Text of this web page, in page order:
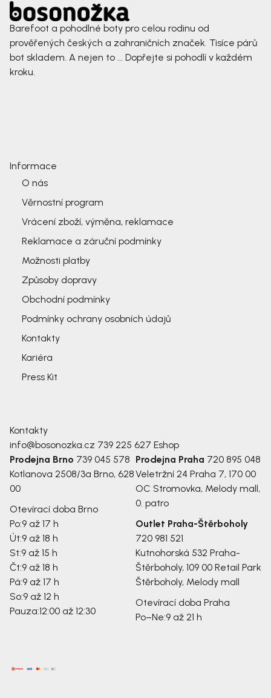
Barefoot a pohodlné boty pro celou rodinu od
prověřených českých a zahraničních značek. Tisíce párů
bot skladem. A nejen to ... Dopřejte si pohodlí v každém
kroku.
Informace
O nás
Věrnostní program
Vrácení zboží, výměna, reklamace
Reklamace a záruční podmínky
Možnosti platby
Způsoby dopravy
Obchodní podmínky
Podmínky ochrany osobních údajů
Kontakty
Kariéra
Press Kit
Kontakty
info@bosonozka.cz 739 225 627 Eshop
Prodejna Brno 739 045 578
Kotlanova 2508/3a Brno, 628
00
Otevírací doba Brno
Po:9 až 17 h
Út:9 až 18 h
St:9 až 15 h
Čt:9 až 18 h
Pá:9 až 17 h
So:9 až 12 h
Pauza:12:00 až 12:30
Prodejna Praha 720 895 048
Veletržní 24 Praha 7, 170 00
OC Stromovka, Melody mall,
0. patro
Outlet Praha-Štěrboholy
720 981 521
Kutnohorská 532 Praha-
Štěrboholy, 109 00 Retail Park
Štěrboholy, Melody mall
Otevírací doba Praha
Po–Ne:9 až 21 h